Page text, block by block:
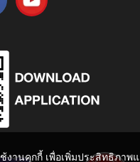
งานคุกกี้ เพื่อเพิ่มประสิทธิภา